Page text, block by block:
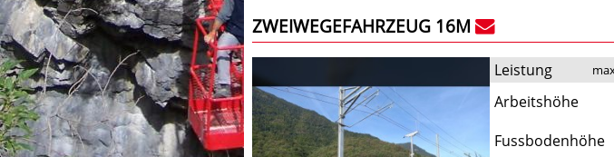
ZWEIWEGEFAHRZEUG 16M
Leistung
Arbeitshöhe
Fussbodenhöhe